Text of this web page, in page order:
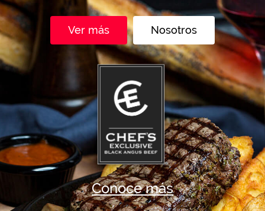
Ver más Nosotros
Conoce más